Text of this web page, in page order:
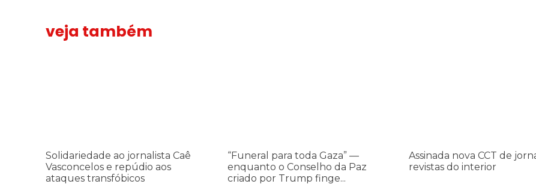
veja também
ataques
transfóbicos
Solidariedade ao jornalista Caê
Vasconcelos e repúdio aos
ataques transfóbicos
da
Paz
criado
“Funeral para toda Gaza” —
enquanto o Conselho da Paz
criado por Trump finge...
interior
Assinada nova CCT de
revistas do interior